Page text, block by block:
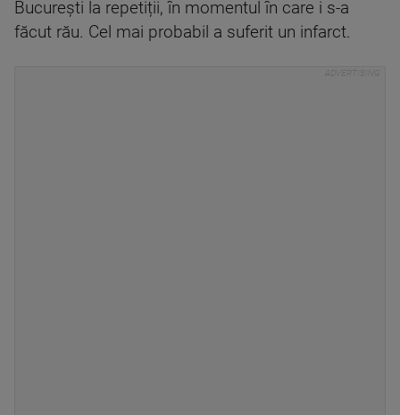
București la repetiții, în momentul în care i s-a
făcut rău. Cel mai probabil a suferit un infarct.